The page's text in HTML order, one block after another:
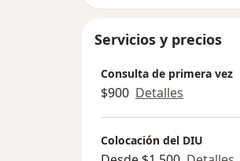
Servicios y precios
Consulta de primera vez
$900 Detalles
Colocación del DIU